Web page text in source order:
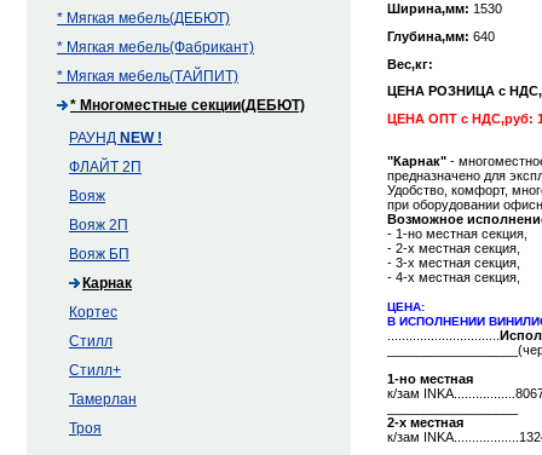
* Мягкая мебель(ДЕБЮТ)
* Мягкая мебель(Фабрикант)
* Мягкая мебель(ТАЙПИТ)
* Многоместные секции(ДЕБЮТ)
РАУНД NEW !
ФЛАЙТ 2П
Вояж
Вояж 2П
Вояж БП
Карнак
Кортес
Стилл
Стилл+
Тамерлан
Троя
Ширина,мм: 1530
Глубина,мм: 640
Вес,кг:
ЦЕНА РОЗНИЦА с
ЦЕНА ОПТ с НДС,руб:
"Карнак" -
предназначено для
Удобство, комфорт,
при оборудовании
Возможное
- 1-но местная секция,
- 2-х местная секция,
- 3-х местная секция,
- 4-х местная секция,
ЦЕНА:
В ИСПОЛНЕНИИ
1-но местная
к/зам
2-х местная
к/зам